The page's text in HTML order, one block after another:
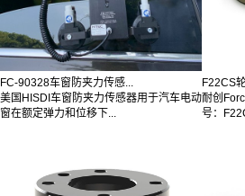
FC-90328车窗防夹力传感...
美国HISDI车窗防夹力传感器用于汽车电动
窗在额定弹力和位移下...
F22CS
耐创
号：